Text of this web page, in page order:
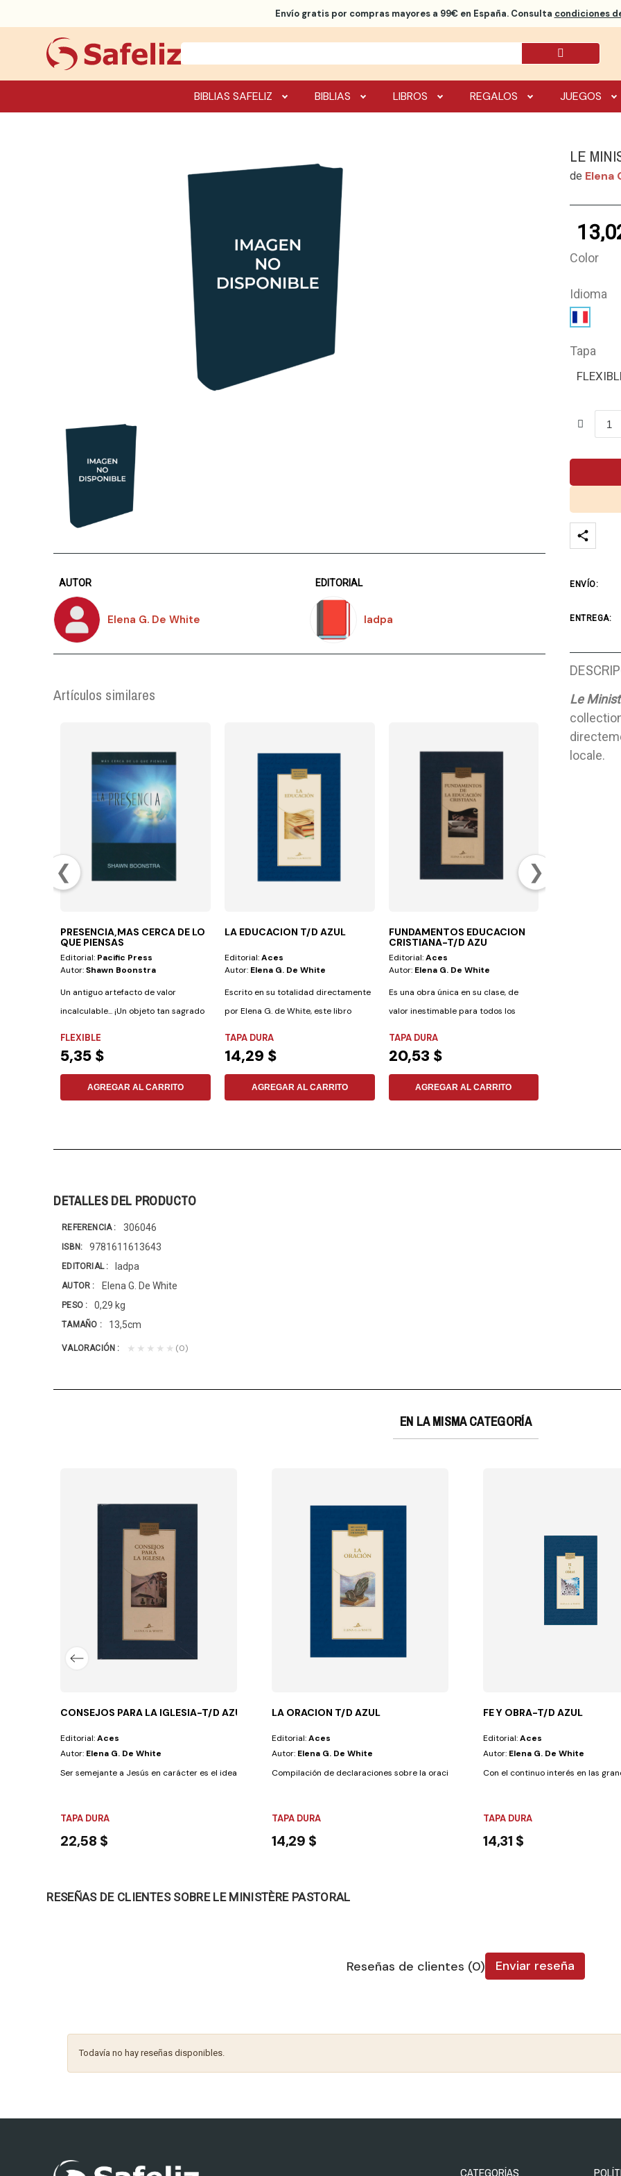
Envío gratispor compras mayores a 99€ en España. Consulta condiciones
BIBLIAS SAFELIZ BIBLIAS LIBROS REGALOS JUEGOS
AUTOR
Elena G. De White
EDITORIAL
Iadpa
Artículos similares
❮ ❯
PRESENCIA,MAS CERCA DE LO
QUE PIENSAS
Editorial: Pacific Press
Autor:Shawn Boonstra
Un antiguo artefacto de valor
incalculable... ¡Un objeto tan sagrado
FLEXIBLE
5,35 $
AGREGAR AL CARRITO
LA EDUCACION T/D AZUL
Editorial:Aces
Autor: Elena G. De White
Escrito en su totalidad directamente
por Elena G. de White, este libro
TAPA DURA
14,29 $
AGREGAR AL CARRITO
FUNDAMENTOS EDUCACION
CRISTIANA-T/D AZU
Editorial:Aces
Autor: Elena G. De White
Es una obra única en su clase, de
valor inestimable para todos los
TAPA DURA
20,53 $
AGREGAR AL CARRITO
LE
de Elena
Color
Idioma
Tapa
ENVÍO:
ENTREGA:
Le
locale.
DETALLES DEL PRODUCTO
REFERENCIA 306046
ISBN 9781611613643
EDITORIAL Iadpa
AUTOR Elena G. De White
PESO 0,29 kg
TAMAÑO 13,5cm
VALORACIÓN ★★★★★ (0)
EN LA MISMA CATEGORÍA
el discurso maestro de Jesucristo, en...
CONSEJOS PARA LA IGLESIA-T/D AZUL
Editorial:Aces
Autor: Elena G. De White
Ser semejante a Jesús en carácter es el ideal de Dios para su pueblo. Desde el...
TAPA DURA
22,58 $
LA ORACION T/D AZUL
Editorial:Aces
Autor: Elena G. De White
Compilación de declaraciones sobre la oración, su poder y la necesidad que tiene...
TAPA DURA
14,29 $
FE Y OBRA-T/D AZUL
Editorial:Aces
Autor: Elena G. De White
Con el continuo interés en las
TAPA DURA
14,31 $
RESEÑAS DE CLIENTES SOBRE LE MINISTÈRE PASTORAL
Reseñas de clientes (0) Enviar reseña
Todavía no hay reseñas disponibles.
CATEGORÍAS